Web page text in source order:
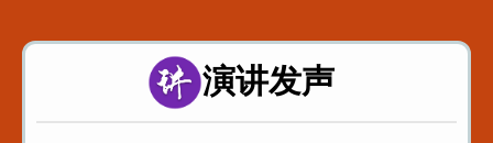
演讲发声